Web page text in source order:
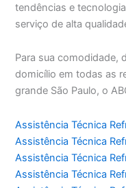
tendências e
serviço de alta
Para sua comodidade,
domicílio em todas as
grande São Paulo, o
Assistência Técnica
Assistência Técnica
Assistência Técnica
Assistência Técnica